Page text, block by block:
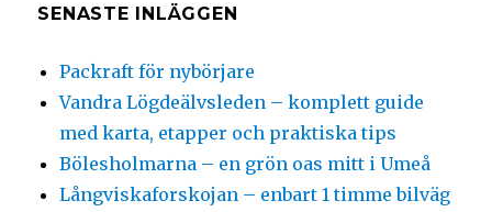
SENASTE INLÄGGEN
Packraft för nybörjare
Vandra Lögdeälvsleden – komplett guide
med karta, etapper och praktiska tips
Bölesholmarna – en grön oas mitt i Umeå
Långviskaforskojan – enbart 1 timme bilväg